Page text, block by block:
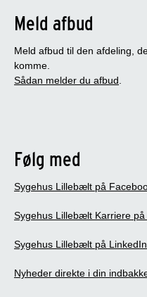
Meld afbud
Meld afbud til den afdeling,
komme.
Sådan melder du afbud.
Følg med
Sygehus Lillebælt på
Sygehus Lillebælt Karriere
Sygehus Lillebælt på LinkedIn
Nyheder direkte i din